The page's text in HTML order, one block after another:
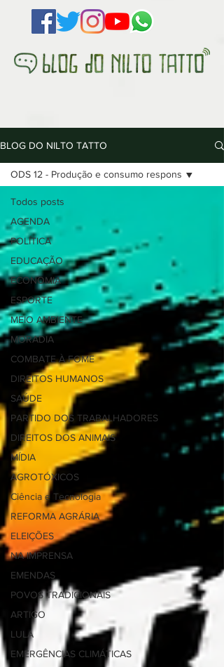
BLOG DO NILTO TATTO
Todos posts
AGENDA
POLÍTICA
EDUCAÇÃO
ECONOMIA
ESPORTE
MEIO AMBIENTE
MORADIA
COMBATE À FOME
DIREITOS HUMANOS
SAÚDE
PARTIDO DOS TRABALHADORES
DIREITOS DOS ANIMAIS
MÍDIA
AGROTÓXICOS
Ciência e Tecnologia
REFORMA AGRÁRIA
ELEIÇÕES
NA IMPRENSA
EMENDAS
POVOS TRADICIONAIS
ARTIGO
LULA
EMERGÊNCIAS CLIMÁTICAS
ODS 12 - Produção e consumo respons